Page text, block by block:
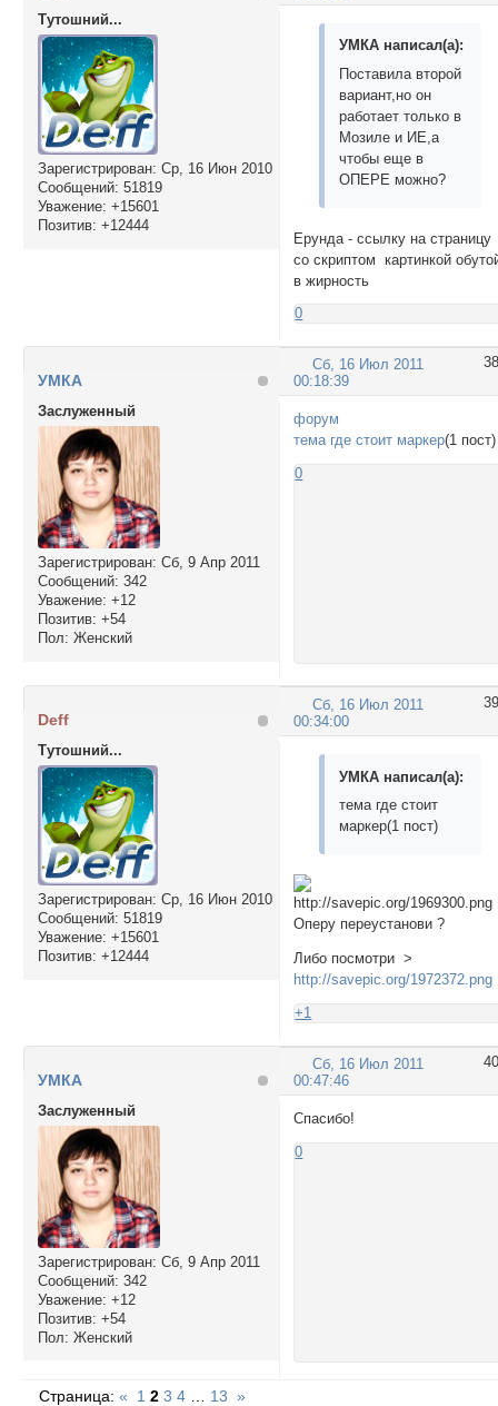
Тутошний...
Зарегистрирован: Ср, 16 Июн 2010
Сообщений: 51819
Уважение: +15601
Позитив: +12444
УМКА написал(а):
Поставила второй
вариант,но он
работает только в
Мозиле и ИЕ,а
чтобы еще в
ОПЕРЕ можно?
Ерунда - ссылку на страницу
со скриптом картинкой
в жирность
0
38
Сб, 16 Июл 2011
00:18:39
УМКА
Заслуженный
Зарегистрирован: Сб, 9 Апр 2011
Сообщений: 342
Уважение: +12
Позитив: +54
Пол: Женский
форум
тема где стоит маркер(1 пост)
0
39
Сб, 16 Июл 2011
00:34:00
Deff
Тутошний...
Зарегистрирован: Ср, 16 Июн 2010
Сообщений: 51819
Уважение: +15601
Позитив: +12444
УМКА написал(а):
тема где стоит
маркер(1 пост)
Оперу переустанови ?
Либо посмотри >
http://savepic.org/1972372.png
+1
40
Сб, 16 Июл 2011
00:47:46
УМКА
Заслуженный
Зарегистрирован: Сб, 9 Апр 2011
Сообщений: 342
Уважение: +12
Позитив: +54
Пол: Женский
Спасибо!
0
Страница:« 1 2 3 4 13 »